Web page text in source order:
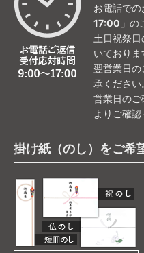
お電話での
17:00」 の
土日祝祭
いておりま
翌営業日
承ください
営業日のご
よりご確認
掛け紙（のし）をご希